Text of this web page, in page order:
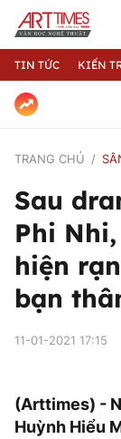
TIN TỨC KIẾN
TRANG CHỦ
Sau
Phi
hiện
bạn
11-01-2021 17:15
(Arttimes) -
Huỳnh Hiểu